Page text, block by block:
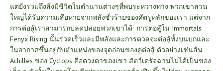
แต่ยังรวมถึงสิ่งมีชีวิตในตำนานต่างๆที่พบระหว่างทาง พวกเขาส่วน
ใหญ่ได้รับความเสียหายจากพลังชั่วร้ายของศัตรูหลักของเรา แต่จาก
การต่อสู้เราสามารถปลดปล่อยพวกเขาได้ การต่อสู้ใน Immortals
Fenyx Rising นั้นรวดเร็วและมีพลังและการดวลจะต่อสู้ทั้งบนบกและ
ในอากาศขึ้นอยู่กับตำแหน่งของจุดอ่อนของคู่ต่อสู้ ตัวอย่างเช่นส้น
Achilles ของ Cyclops คือดวงตาของเขา สัตว์เดรัจฉานไม่ได้เป็นของ